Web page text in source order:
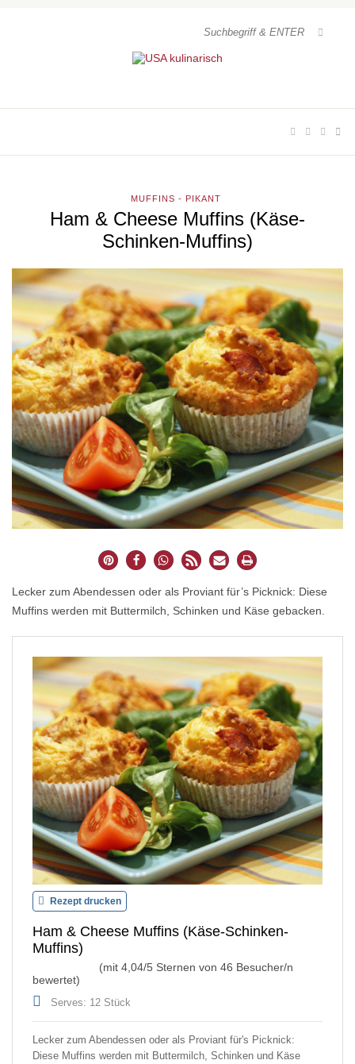
MUFFINS - PIKANT
Ham & Cheese Muffins (Käse-
Schinken-Muffins)
Lecker zum Abendessen oder als Proviant für’s Picknick: Diese
Muffins werden mit Buttermilch, Schinken und Käse gebacken.
Rezept drucken
Ham & Cheese Muffins (Käse-Schinken-
Muffins)
(mit 4,04/5 Sternen von 46 Besucher/n
bewertet)
Serves: 12 Stück
Lecker zum Abendessen oder als Proviant für's Picknick:
Diese Muffins werden mit Buttermilch, Schinken und Käse